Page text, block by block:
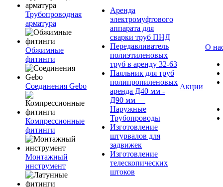
Трубопроводная
арматура
Обжимные
фитинги
Соединения Gebo
Компрессионные
фитинги
Монтажный
инструмент
Аренда
электромуфтового
аппарата для
сварки труб ПНД
Передавливатель
полиэтиленовых
труб в аренду 32-63
Паяльник для труб
полипропиленовых
аренда Д40 мм -
Д90 мм —
Наружные
Трубопроводы
Изготовление
штурвалов для
задвижек
Изготовление
телескопических
штоков
Акции
О